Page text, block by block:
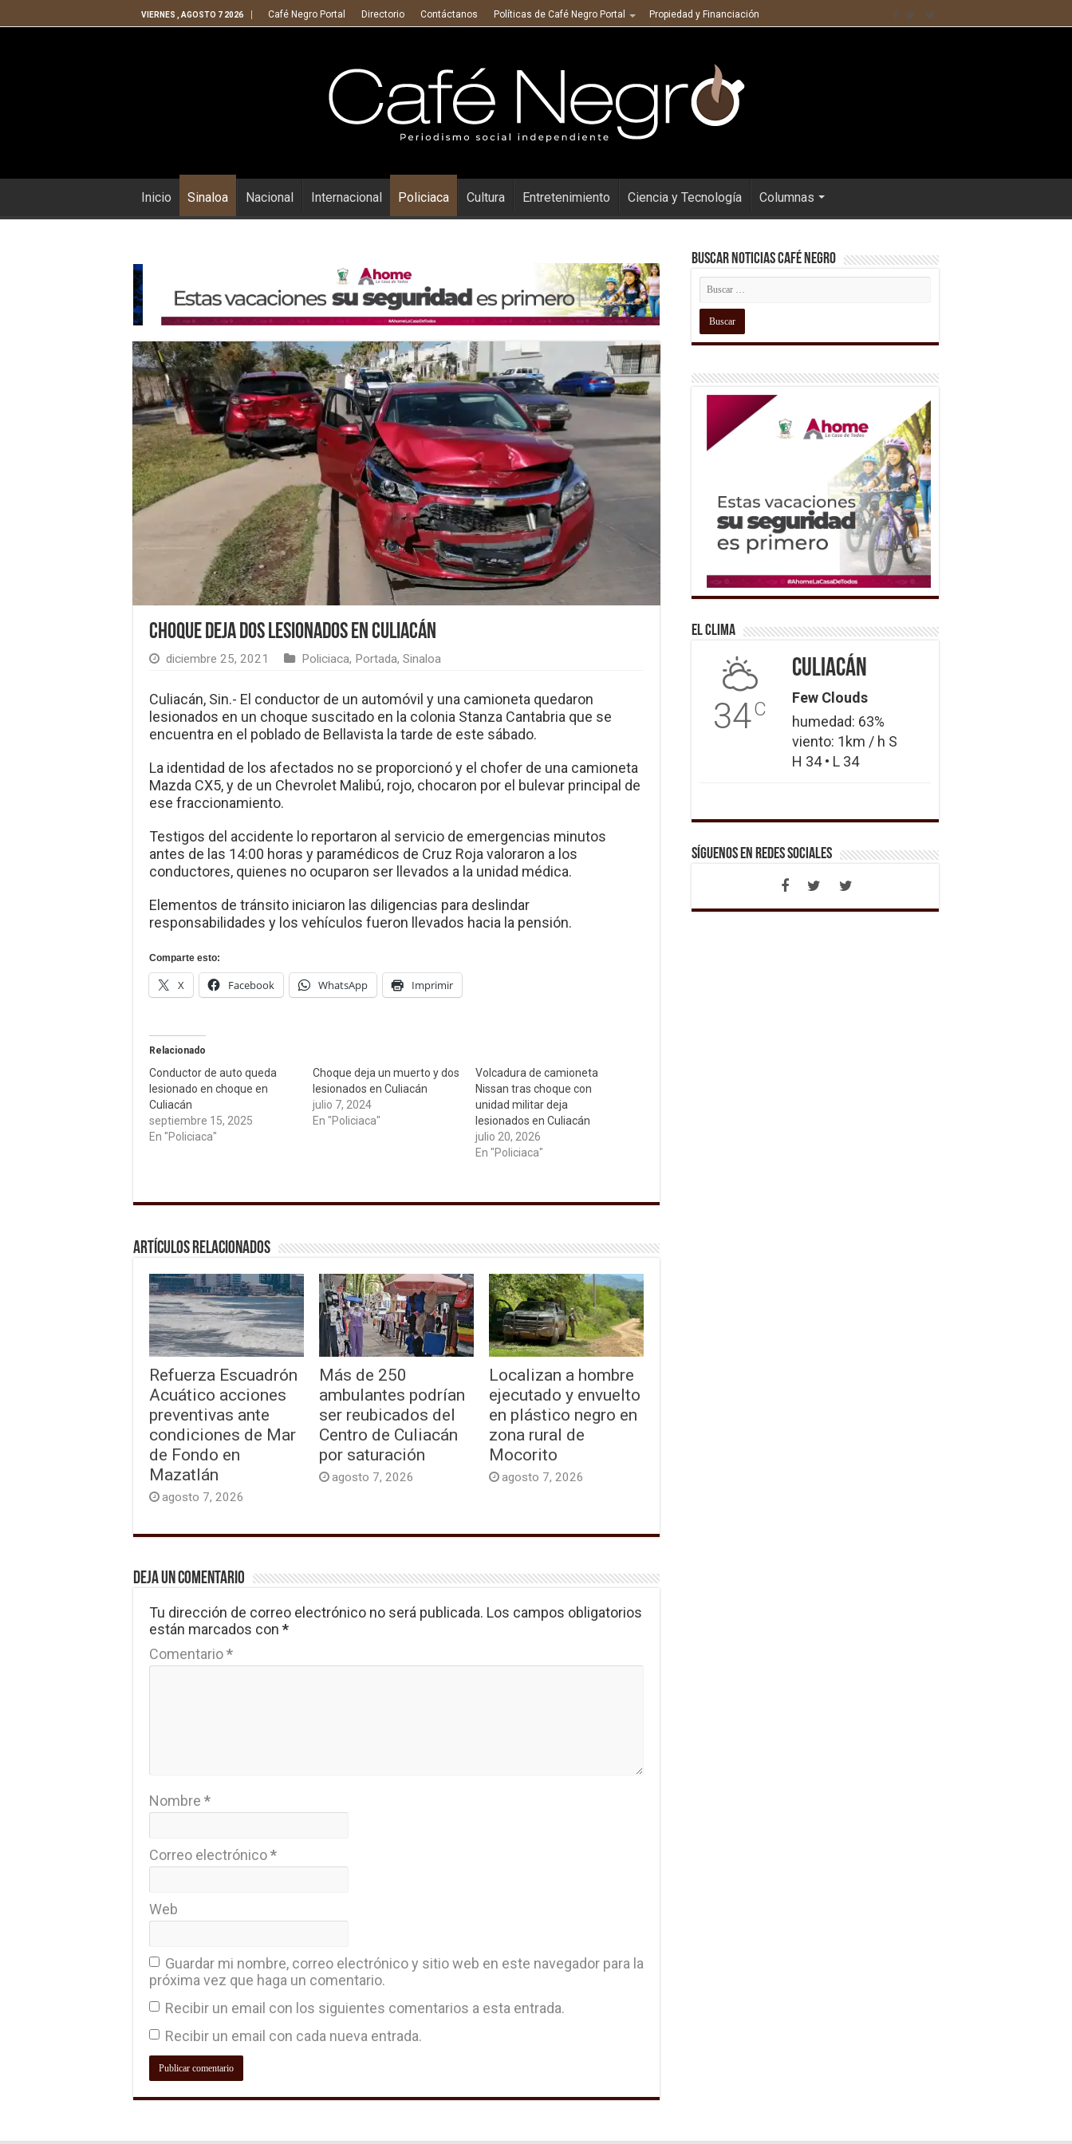
VIERNES , AGOSTO 7 2026 Café Negro Portal Directorio Contáctanos Políticas de Café Negro Portal Propiedad y Financiación
Inicio Sinaloa Nacional Internacional Policiaca Cultura Entretenimiento Ciencia y Tecnología Columnas
Choque deja dos lesionados en Culiacán
diciembre 25, 2021 Policiaca, Portada, Sinaloa
Culiacán, Sin.- El conductor de un automóvil y una camioneta quedaron
lesionados en un choque suscitado en la colonia Stanza Cantabria que se
encuentra en el poblado de Bellavista la tarde de este sábado.
La identidad de los afectados no se proporcionó y el chofer de una camioneta
Mazda CX5, y de un Chevrolet Malibú, rojo, chocaron por el bulevar principal de
ese fraccionamiento.
Testigos del accidente lo reportaron al servicio de emergencias minutos
antes de las 14:00 horas y paramédicos de Cruz Roja valoraron a los
conductores, quienes no ocuparon ser llevados a la unidad médica.
Elementos de tránsito iniciaron las diligencias para deslindar
responsabilidades y los vehículos fueron llevados hacia la pensión.
Comparte esto:
X Facebook WhatsApp Imprimir
Relacionado
Conductor de auto queda
lesionado en choque en
Culiacán
septiembre 15, 2025
En "Policiaca"
Choque deja un muerto y dos
lesionados en Culiacán
julio 7, 2024
En "Policiaca"
Volcadura de camioneta
Nissan tras choque con
unidad militar deja
lesionados en Culiacán
julio 20, 2026
En "Policiaca"
Artículos relacionados
Refuerza Escuadrón
Acuático acciones
preventivas ante
condiciones de Mar
de Fondo en
Mazatlán
agosto 7, 2026
Más de 250
ambulantes podrían
ser reubicados del
Centro de Culiacán
por saturación
agosto 7, 2026
Localizan a hombre
ejecutado y envuelto
en plástico negro en
zona rural de
Mocorito
agosto 7, 2026
Deja un comentario
Tu dirección de correo electrónico no será publicada. Los campos obligatorios
están marcados con *
Comentario*
Nombre *
Correo electrónico*
Web
Guardar mi nombre, correo electrónico y sitio web en este navegador para la
próxima vez que haga un comentario.
Recibir un email con los siguientes comentarios a esta entrada.
Recibir un email con cada nueva entrada.
Buscar Noticias Café Negro
El Clima
34C
Culiacán
Few Clouds
humedad: 63%
viento: 1km / h S
H 34 • L 34
Síguenos en Redes Sociales